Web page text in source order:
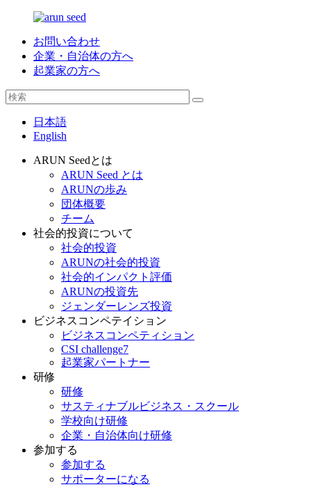
お問い合わせ
企業・自治体の方へ
起業家の方へ
日本語
English
ARUN Seedとは
ARUN Seed とは
ARUNの歩み
団体概要
チーム
社会的投資について
社会的投資
ARUNの社会的投資
社会的インパクト評価
ARUNの投資先
ジェンダーレンズ投資
ビジネスコンペテイション
ビジネスコンペティション
CSI challenge7
起業家パートナー
研修
研修
サスティナブルビジネス・スクール
学校向け研修
企業・自治体向け研修
参加する
参加する
サポーターになる